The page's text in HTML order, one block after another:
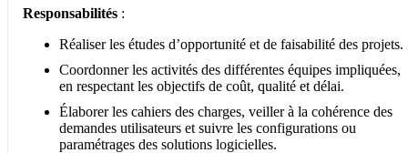
Responsabilités :
Réaliser les études d’opportunité et de faisabilité des projets.
Coordonner les activités des différentes équipes impliquées,
en respectant les objectifs de coût, qualité et délai.
Élaborer les cahiers des charges, veiller à la cohérence des
demandes utilisateurs et suivre les configurations ou
paramétrages des solutions logicielles.